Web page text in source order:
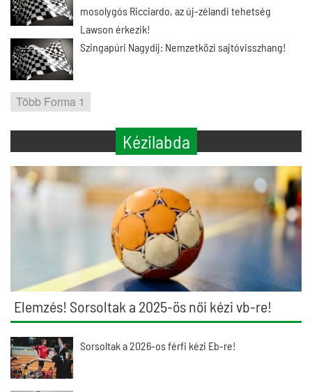
mosolygós Ricciardo, az új-zélandi tehetség
Lawson érkezik!
Szingapúri Nagydíj: Nemzetközi sajtóvisszhang!
Több Forma 1
Kézilabda
Elemzés! Sorsoltak a 2025-ös női kézi vb-re!
Sorsoltak a 2026-os férfi kézi Eb-re!